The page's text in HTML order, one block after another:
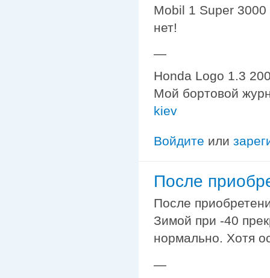
Mobil 1 Super
нет!
—
Honda Logo 1.3
Мой бортовой
kiev
Войдите или
После
После
Зимой при -40
нормально. Хотя
—